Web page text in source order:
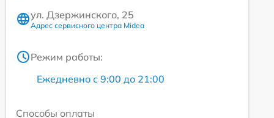
ул. Дзержинского, 25
Адрес сервисного центра Midea
Режим работы:
Ежедневно с 9:00 до 21:00
Способы оплаты